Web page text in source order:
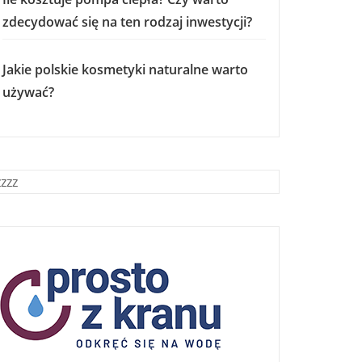
zdecydować się na ten rodzaj inwestycji?
Jakie polskie kosmetyki naturalne warto
używać?